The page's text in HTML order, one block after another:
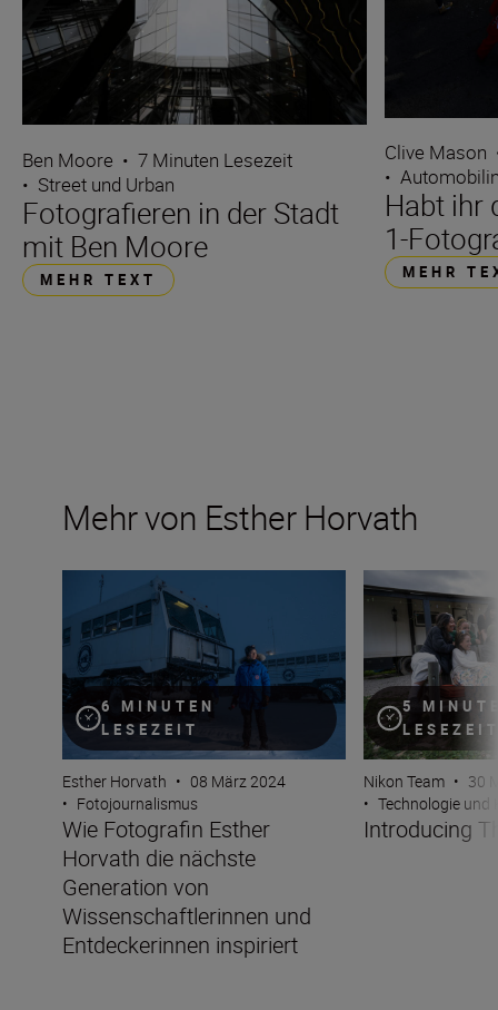
Ben Moore • 7 Minuten Lesezeit
• Street und Urban
Fotografieren in der Stadt
mit Ben Moore
MEHR TEXT
Clive Mason
•
Habt ihr
1-
MEHR
Mehr von Esther Horvath
6 MINUTEN
LESEZEIT
Wie Fotografin Esther Horvath die nächste
Esther Horvath • 08 März 2024
• Fotojournalismus
Wie Fotografin Esther
Horvath die nächste
Generation von
Wissenschaftlerinnen und
Entdeckerinnen inspiriert
5
Introducing The
Nikon Team • 30
• Technologie und
Introducing